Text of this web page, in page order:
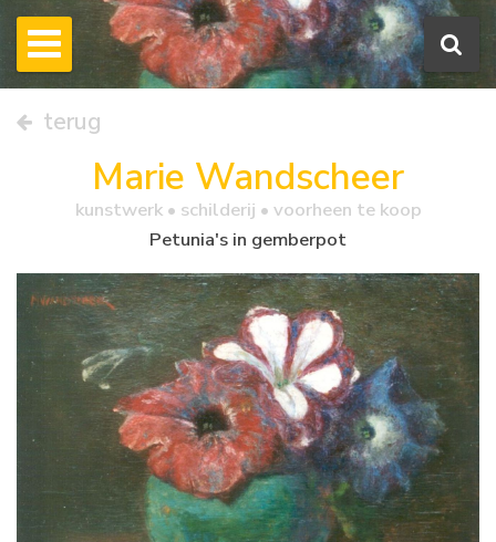
terug
Marie Wandscheer
kunstwerk • schilderij • voorheen te koop
Petunia's in gemberpot